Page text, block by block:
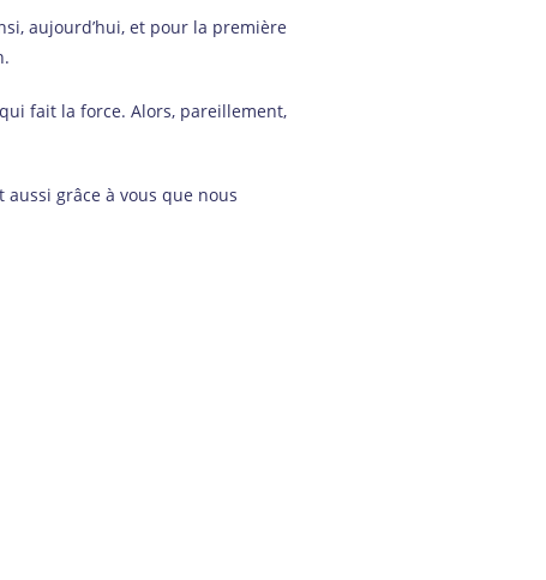
aujourd’hui, et pour la première
fait la force. Alors, pareillement,
aussi grâce à vous que nous